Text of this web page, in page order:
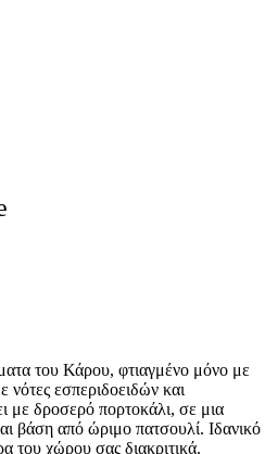
του Κάρου, φτιαγμένο μόνο με
νότες εσπεριδοειδών και
με δροσερό πορτοκάλι, σε μια
βάση από ώριμο πατσουλί. Ιδανικό
του χώρου σας διακριτικά.